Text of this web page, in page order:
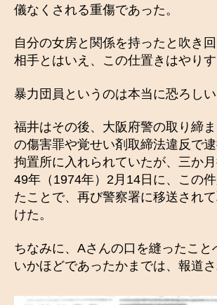
儀なくされる重傷であった。
自分の女房と関係を持ったと吹き
相手とはいえ、この仕置きはやりす
暴力団員というのは本当に恐ろしい
福井はその後、大阪府警の取り締
の傷害罪や覚せい剤取締法違反で
拘置所に入れられていたが、三か
49年（1974年）2月14日に、この
たことで、再び警察署に移送され
けた。
ちなみに、Aさんの口を縫ったこと
いかほどであったかまでは、報道さ